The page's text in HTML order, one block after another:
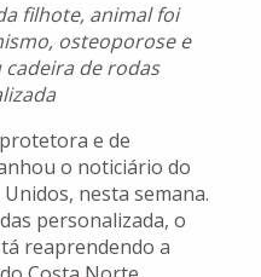
filhote, animal foi
osteoporose e
cadeira de rodas
e de
o noticiário do
nesta semana.
personalizada, o
reaprendendo a